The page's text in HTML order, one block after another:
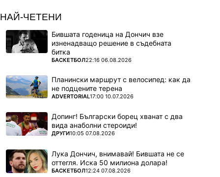
НАЙ-ЧЕТЕНИ
Бившата годеница на Дончич взе
изненадващо решение в съдебната
битка
ПОВЕЧЕ ОТ
БАСКЕТБОЛ22:16 06.08.2026
Планински маршрут с велосипед: как да
не подцените терена
ПОВЕЧЕ ОТ
ADVERTORIAL17:00 10.07.2026
Допинг! Български борец хванат с два
вида анаболни стероиди!
ПОВЕЧЕ ОТ
ДРУГИ10:05 07.08.2026
Лука Дончич, внимавай! Бившата не се
оттегля. Иска 50 милиона долара!
ПОВЕЧЕ ОТ
БАСКЕТБОЛ12:24 07.08.2026